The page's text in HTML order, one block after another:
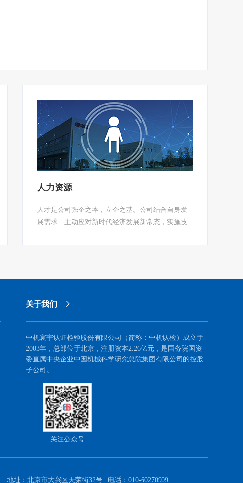
人力资源
人才是公司强企之本，立企之基。公司结合自身发
展需求，主动应对新时代经济发展新常态，实施技
挥高端人才、享受政府特殊津贴专家、中国机械总
关于我们
中机寰宇认证检验股份有限公司（简称：中机认检）成立于
2003年，总部位于北京，注册资本2.26亿元，是国务院国资
委直属中央企业中国机械科学研究总院集团有限公司的控股
子公司。
关注公众号
| 地址：北京市大兴区天荣街32号 | 电话：010-60270909